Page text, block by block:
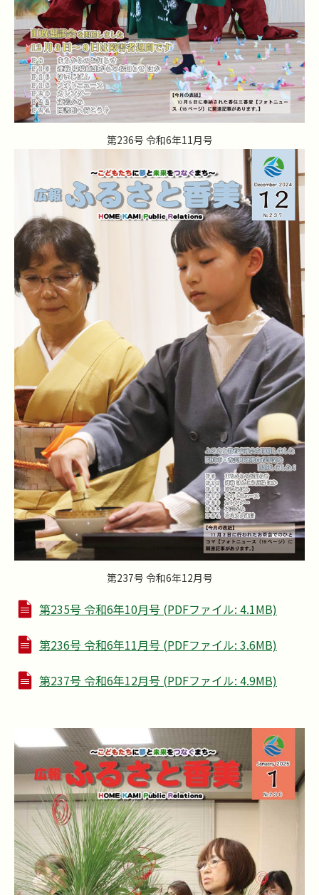
第236号 令和6年11月号
第237号 令和6年12月号
第235号 令和6年10月号 (PDFファイル: 4.1MB)
第236号 令和6年11月号 (PDFファイル: 3.6MB)
第237号 令和6年12月号 (PDFファイル: 4.9MB)